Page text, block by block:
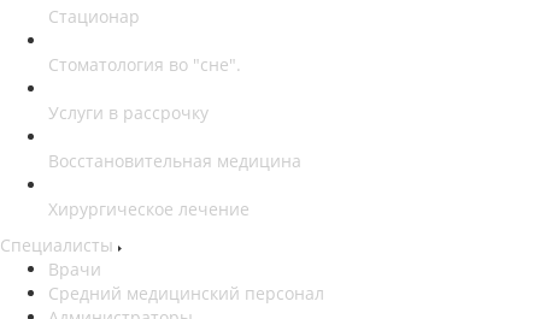
Стационар
Стоматология во "сне".
Услуги в рассрочку
Восстановительная медицина
Хирургическое лечение
Специалисты
Врачи
Средний медицинский персонал